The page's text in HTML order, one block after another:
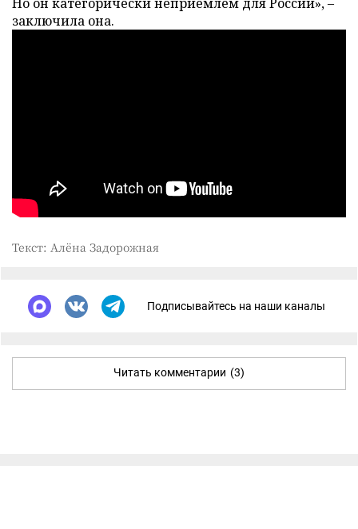
заключила она.
Текст: Алёна Задорожная
Подписывайтесь на наши каналы
Читать комментарии (3)